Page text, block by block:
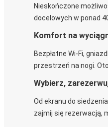
Nieskończone
docelowych w ponad
Komfort na
Bezpłatne Wi-Fi,
przestrzeń na nogi.
Wybierz,
Od ekranu do
zajmij się rezerwacją,